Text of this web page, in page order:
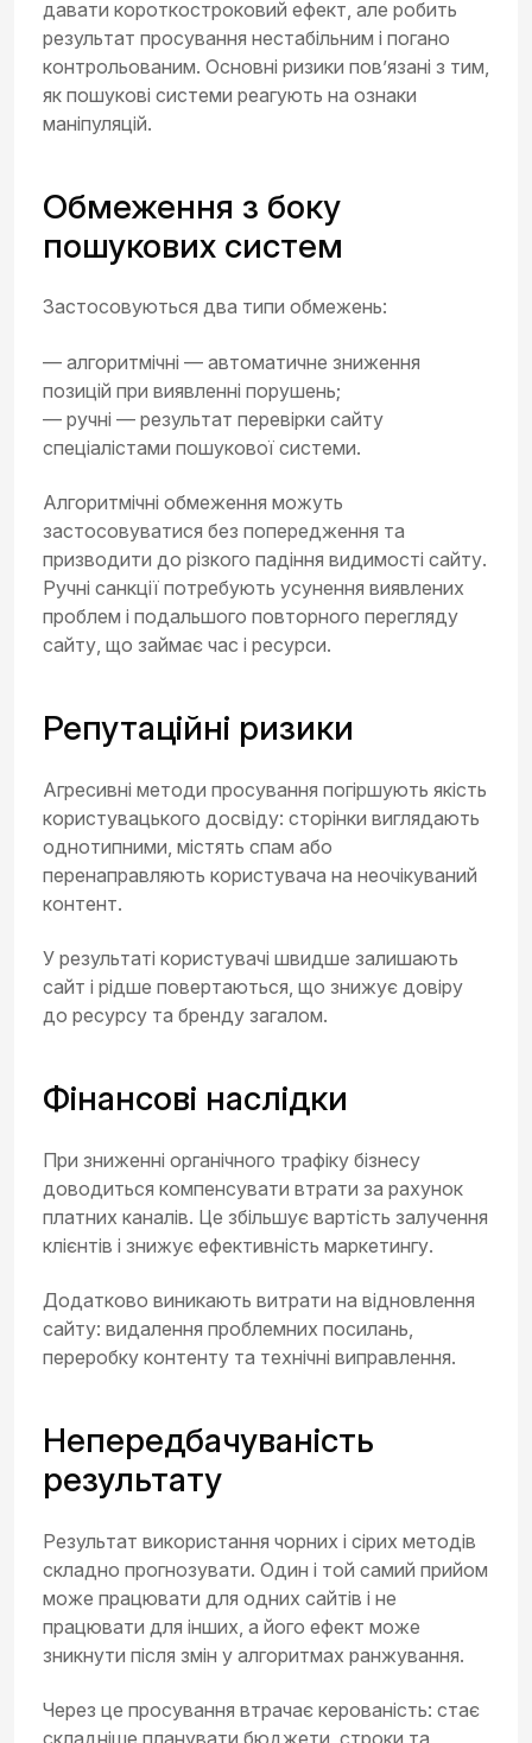
давати короткостроковий ефект, але робить
результат просування нестабільним і погано
контрольованим. Основні ризики пов’язані з тим,
як пошукові системи реагують на ознаки
маніпуляцій.
Обмеження з боку
пошукових систем
Застосовуються два типи обмежень:
— алгоритмічні — автоматичне зниження
позицій при виявленні порушень;
— ручні — результат перевірки сайту
спеціалістами пошукової системи.
Алгоритмічні обмеження можуть
застосовуватися без попередження та
призводити до різкого падіння видимості сайту.
Ручні санкції потребують усунення виявлених
проблем і подальшого повторного перегляду
сайту, що займає час і ресурси.
Репутаційні ризики
Агресивні методи просування погіршують якість
користувацького досвіду: сторінки виглядають
однотипними, містять спам або
перенаправляють користувача на неочікуваний
контент.
У результаті користувачі швидше залишають
сайт і рідше повертаються, що знижує довіру
до ресурсу та бренду загалом.
Фінансові наслідки
При зниженні органічного трафіку бізнесу
доводиться компенсувати втрати за рахунок
платних каналів. Це збільшує вартість залучення
клієнтів і знижує ефективність маркетингу.
Додатково виникають витрати на відновлення
сайту: видалення проблемних посилань,
переробку контенту та технічні виправлення.
Непередбачуваність
результату
Результат використання чорних і сірих методів
складно прогнозувати. Один і той самий прийом
може працювати для одних сайтів і не
працювати для інших, а його ефект може
зникнути після змін у алгоритмах ранжування.
Через це просування втрачає керованість: стає